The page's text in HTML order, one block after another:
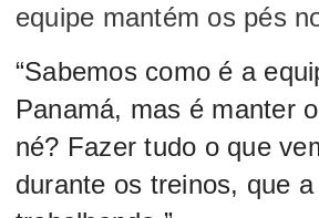
equipe mantém os pés
“Sabemos como é a
Panamá, mas é manter
né? Fazer tudo o que
durante os treinos, que